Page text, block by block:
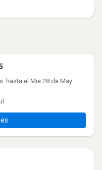
hasta el Mie 28 de May